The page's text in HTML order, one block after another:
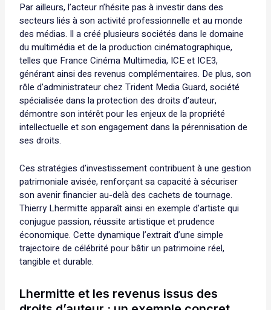
Par ailleurs, l’acteur n’hésite pas à investir dans des
secteurs liés à son activité professionnelle et au monde
des médias. Il a créé plusieurs sociétés dans le domaine
du multimédia et de la production cinématographique,
telles que France Cinéma Multimedia, ICE et ICE3,
générant ainsi des revenus complémentaires. De plus, son
rôle d’administrateur chez Trident Media Guard, société
spécialisée dans la protection des droits d’auteur,
démontre son intérêt pour les enjeux de la propriété
intellectuelle et son engagement dans la pérennisation de
ses droits.
Ces stratégies d’investissement contribuent à une gestion
patrimoniale avisée, renforçant sa capacité à sécuriser
son avenir financier au-delà des cachets de tournage.
Thierry Lhermitte apparaît ainsi en exemple d’artiste qui
conjugue passion, réussite artistique et prudence
économique. Cette dynamique l’extrait d’une simple
trajectoire de célébrité pour bâtir un patrimoine réel,
tangible et durable.
Lhermitte et les revenus issus des